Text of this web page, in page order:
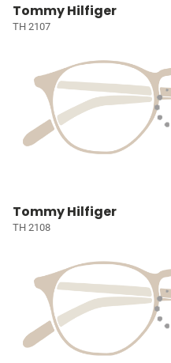
Tommy Hilfiger
TH 2107
Tommy Hilfiger
TH 2108